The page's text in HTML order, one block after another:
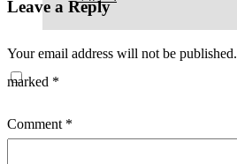
Leave a Reply
Your email address will not be published.
marked *
Comment *